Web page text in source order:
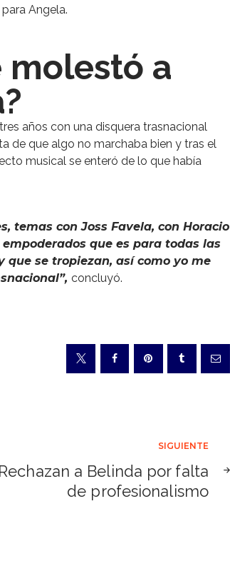
Angela.
molestó a
años con una disquera trasnacional
de que algo no marchaba bien y tras el
musical se enteró de lo que había
temas con Joss Favela, con Horacio
que es para todas las
que se tropiezan, así como yo me
concluyó.
SIGUIENTE
Rechazan a Belinda por falta
de profesionalismo